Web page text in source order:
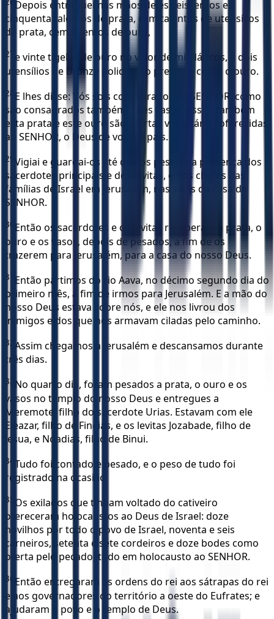
Depois entreguei nas mãos deles seiscentos e
cinquenta talentos de prata, cem talentos de utensílios
de prata, cem talentos de ouro,
27 e vinte tigelas de ouro no valor de mil dáricos, e dois
utensílios de bronze polido, tão precioso como o ouro.
28 E lhes disse: Vós sois consagrados ao SENHOR, como
são consagrados também estes vasos; assim também
esta prata e este ouro são ofertas voluntárias oferecidas
ao SENHOR, o Deus de vossos pais.
29 Vigiai e guardai-os até que os peseis na presença dos
sacerdotes principais e dos levitas, e dos chefes das
famílias de Israel em Jerusalém, nas salas da casa do
SENHOR.
30 Então os sacerdotes e os levitas receberam a prata, o
ouro e os vasos, depois de pesados, a fim de os
trazerem para Jerusalém, para a casa do nosso Deus.
31
Então partimos do rio Aava, no décimo segundo dia do
primeiro mês, a fim de irmos para Jerusalém. E a mão do
nosso Deus estava sobre nós, e ele nos livrou dos
inimigos e dos que nos armavam ciladas pelo caminho.
32 Assim chegamos a Jerusalém e descansamos durante
três dias.
33 No quarto dia, foram pesados a prata, o ouro e os
vasos no templo do nosso Deus e entregues a
Meremote, filho do sacerdote Urias. Estavam com ele
Eleazar, filho de Fineias, e os levitas Jozabade, filho de
Jesua, e Noadias, filho de Binui.
34 Tudo foi contado e pesado, e o peso de tudo foi
registrado na ocasião.
35 Os exilados que tinham voltado do cativeiro
ofereceram holocaustos ao Deus de Israel: doze
novilhos por todo o povo de Israel, noventa e seis
carneiros, setenta e sete cordeiros e doze bodes como
oferta pelo pecado; tudo em holocausto ao SENHOR.
36 Então entregaram as ordens do rei aos sátrapas do rei
e aos governadores do território a oeste do Eufrates; e
ajudaram o povo e o templo de Deus.